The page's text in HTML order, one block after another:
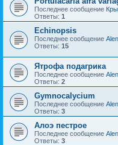
Последнее сообщение
Ответы: 1
Echinopsis
Последнее сообщение
Ответы: 15
Ятрофа подагрика
Последнее сообщение
Ответы: 2
Gymnocalycium
Последнее сообщение
Ответы: 3
Алоэ пестрое
Последнее сообщение
Ответы: 3